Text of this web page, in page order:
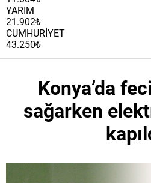
YARIM
21.902₺
CUMHURİYET
43.250₺
Konya’da
sağarken